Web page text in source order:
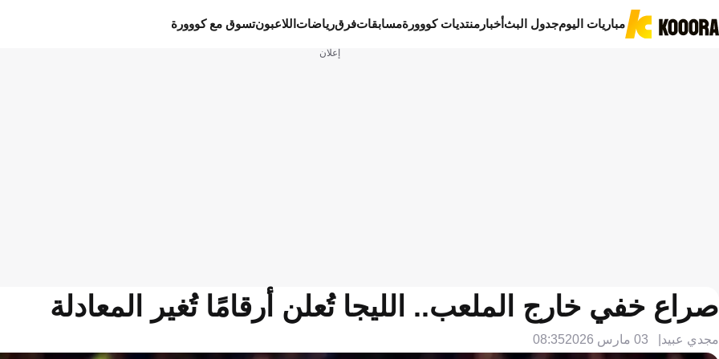
مباريات اليومجدول البثأخبار منتديات كووورةمسابقاتفرقرياضات اللاعبونتسوق مع كووورة
إعلان
صراع خفي خارج الملعب.. الليجا تُعلن أرقامًا تُغير المعادلة
مجدي عبيد 03 مارس 2026 08:35